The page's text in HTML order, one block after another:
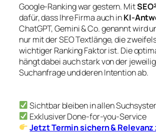
Google-Ranking war gestern. MitSEO²
dafür, dass Ihre Firma auch inKI-
ChatGPT, Gemini & Co. genannt wird
nur mit der SEO Textlänge, die
wichtiger Ranking Faktor ist. Die
hängt dabei auch stark von der
Suchanfrage und deren Intention ab.
Sichtbar bleiben in allen
Exklusiver Done-for-you-Service
Jetzt Termin sichern &